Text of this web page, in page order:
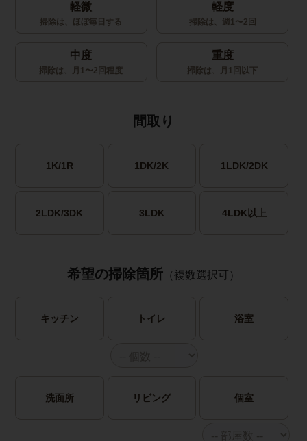
軽微
掃除は、ほぼ毎日する
軽度
掃除は、週1〜2回
中度
掃除は、月1〜2回程度
重度
掃除は、月1回以下
間取り
1K/1R 1DK/2K 1LDK/2DK
2LDK/3DK 3LDK 4LDK以上
希望の掃除箇所 （複数選択可）
キッチン トイレ 浴室
洗面所 リビング 個室